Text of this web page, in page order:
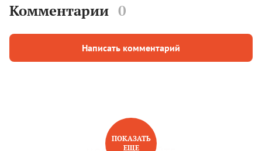
Комментарии 0
Написать комментарий
ПОКАЗАТЬ
ЕЩЕ